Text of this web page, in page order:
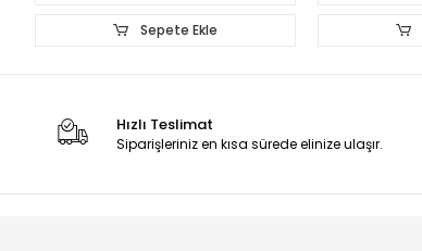
Sepete Ekle
Hızlı Teslimat
Siparişleriniz en kısa sürede elinize ulaşır.